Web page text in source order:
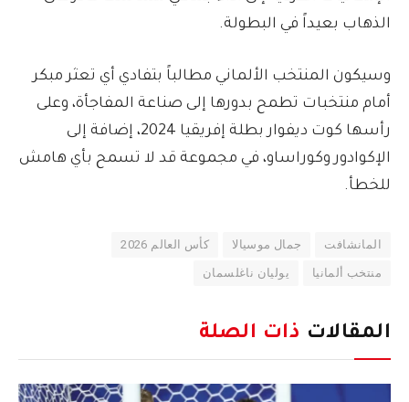
الذهاب بعيداً في البطولة.
وسيكون المنتخب الألماني مطالباً بتفادي أي تعثر مبكر
أمام منتخبات تطمح بدورها إلى صناعة المفاجأة، وعلى
رأسها كوت ديفوار بطلة إفريقيا 2024، إضافة إلى
الإكوادور وكوراساو، في مجموعة قد لا تسمح بأي هامش
للخطأ.
المانشافت جمال موسيالا كأس العالم 2026
منتخب ألمانيا يوليان ناغلسمان
المقالات ذات الصلة